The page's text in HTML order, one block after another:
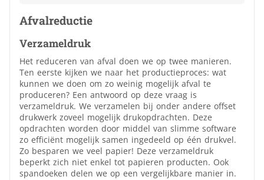
Afvalreductie
Verzameldruk
Het reduceren van afval doen we op twee manieren.
Ten eerste kijken we naar het productieproces: wat
kunnen we doen om zo weinig mogelijk afval te
produceren? Een antwoord op deze vraag is
verzameldruk. We verzamelen bij onder andere offset
drukwerk zoveel mogelijk drukopdrachten. Deze
opdrachten worden door middel van slimme software
zo efficiënt mogelijk samen ingedeeld op één drukvel.
Zo besparen we veel papier! Deze verzameldruk
beperkt zich niet enkel tot papieren producten. Ook
spandoeken delen we op een vergelijkbare manier in.